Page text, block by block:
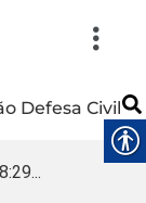
Defesa Civil